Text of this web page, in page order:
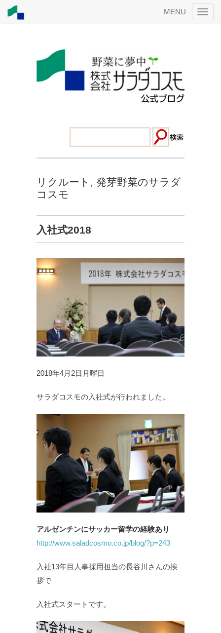
MENU
リクルート , 発芽野菜のサラダ
コスモ
入社式2018
2018年4月2日月曜日
サラダコスモの入社式が行われました。
アルゼンチンにサッカー留学の経験あり
http://www.saladcosmo.co.jp/blog/?p=243
入社13年目人事採用担当の長谷川さんの挨
拶で
入社式スタートです。